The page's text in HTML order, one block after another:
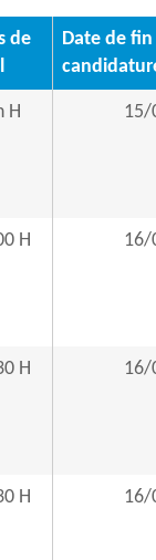
de
Date de
H 15/
H 16/
H 16/
H 16/